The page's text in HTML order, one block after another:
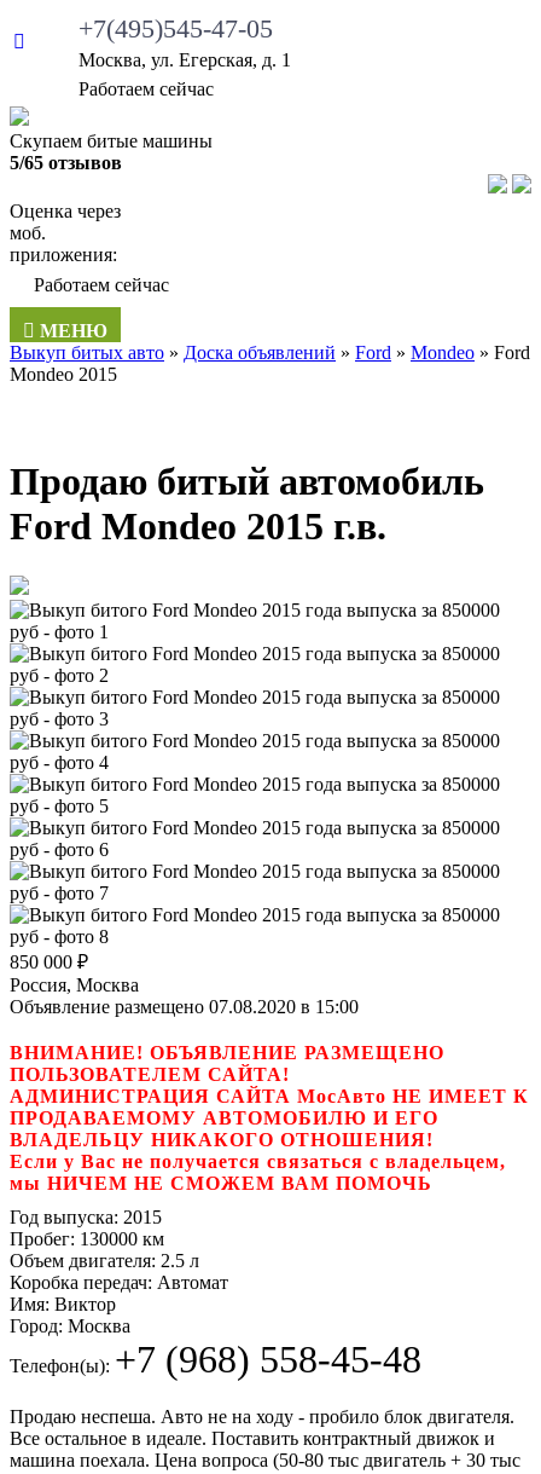
+7(495)545-47-05
Москва, ул. Егерская, д. 1
Работаем сейчас
Скупаем битые машины
5/65 отзывов
Оценка через
моб.
приложения:
Работаем сейчас
МЕНЮ
Выкуп битых авто » Доска объявлений » Ford » Mondeo » Ford
Mondeo 2015
Продаю битый автомобиль
Ford Mondeo 2015 г.в.
850 000 ₽
Россия, Москва
Объявление размещено 07.08.2020 в 15:00
ВНИМАНИЕ! ОБЪЯВЛЕНИЕ РАЗМЕЩЕНО
ПОЛЬЗОВАТЕЛЕМ САЙТА!
АДМИНИСТРАЦИЯ САЙТА МосАвто НЕ ИМЕЕТ К
ПРОДАВАЕМОМУ АВТОМОБИЛЮ И ЕГО
ВЛАДЕЛЬЦУ НИКАКОГО ОТНОШЕНИЯ!
Если у Вас не получается связаться с владельцем,
мы НИЧЕМ НЕ СМОЖЕМ ВАМ ПОМОЧЬ
Год выпуска: 2015
Пробег: 130000 км
Объем двигателя: 2.5 л
Коробка передач: Автомат
Имя: Виктор
Город: Москва
Телефон(ы): +7 (968) 558-45-48
Продаю неспеша. Авто не на ходу - пробило блок двигателя.
Все остальное в идеале. Поставить контрактный движок и
машина поехала. Цена вопроса (50-80 тыс двигатель + 30 тыс